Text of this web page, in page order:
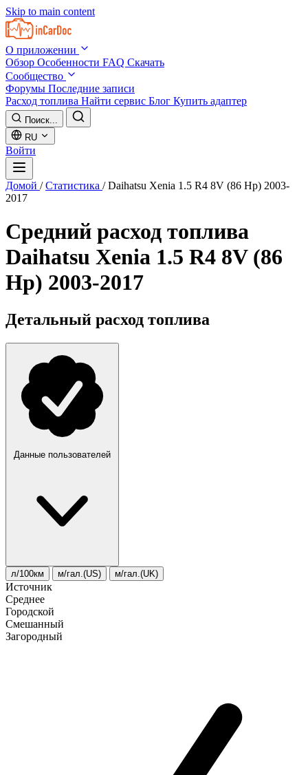
Skip to main content
О приложении
Обзор Особенности FAQ Скачать
Сообщество
Форумы Последние записи
Расход топлива Найти сервис Блог Купить адаптер
Поиск...
RU
Войти
Домой / Статистика / Daihatsu Xenia 1.5 R4 8V (86 Hp) 2003-
2017
Средний расход топлива
Daihatsu Xenia 1.5 R4 8V (86
Hp) 2003-2017
Детальный расход топлива
Данные пользователей
л/100км м/гал.(US) м/гал.(UK)
Источник
Среднее
Городской
Смешанный
Загородный